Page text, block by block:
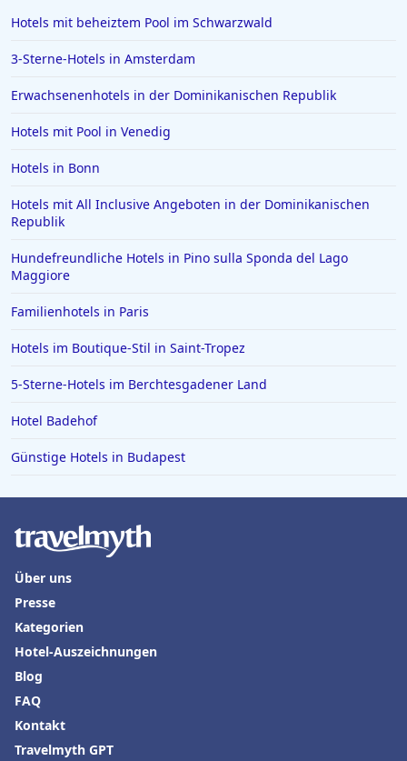
Hotels mit beheiztem Pool im Schwarzwald
3-Sterne-Hotels in Amsterdam
Erwachsenenhotels in der Dominikanischen Republik
Hotels mit Pool in Venedig
Hotels in Bonn
Hotels mit All Inclusive Angeboten in der Dominikanischen
Republik
Hundefreundliche Hotels in Pino sulla Sponda del Lago
Maggiore
Familienhotels in Paris
Hotels im Boutique-Stil in Saint-Tropez
5-Sterne-Hotels im Berchtesgadener Land
Hotel Badehof
Günstige Hotels in Budapest
Über uns
Presse
Kategorien
Hotel-Auszeichnungen
Blog
FAQ
Kontakt
Travelmyth GPT